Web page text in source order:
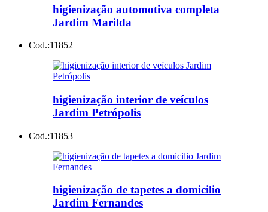
higienização automotiva completa
Jardim Marilda
Cod.:11852
higienização interior de veículos
Jardim Petrópolis
Cod.:11853
higienização de tapetes a domicilio
Jardim Fernandes